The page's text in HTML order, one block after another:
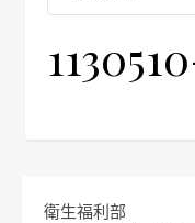
衛生福利部